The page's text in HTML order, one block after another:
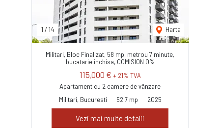
1 / 14 Harta
Militari, Bloc Finalizat, 58 mp, metrou 7 minute,
bucatarie inchisa, COMISION 0%
115,000 € + 21% TVA
Apartament cu 2 camere de vânzare
Militari, Bucuresti
52.7 mp 2025
Vezi mai multe detalii